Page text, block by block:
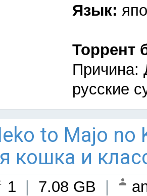
Язык:
Торрент
Причина:
русские
to Majo no
кошка и
1 7.08 GB